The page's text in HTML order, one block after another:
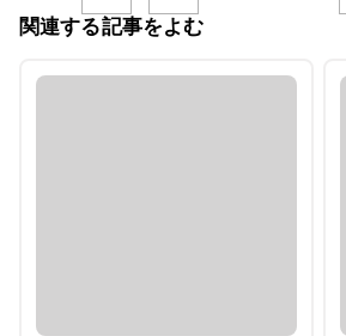
関連する記事をよむ